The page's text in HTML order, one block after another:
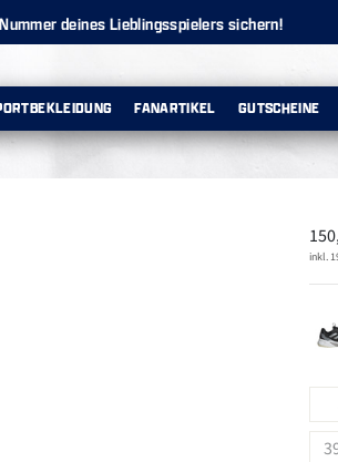
deines Lieblingsspielers sichern!
FANARTIKEL GUTSCHEINE
inkl.